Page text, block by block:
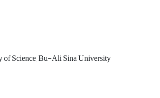
of Science, Bu-Ali Sina University